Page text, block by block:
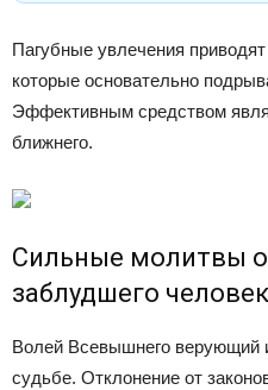
Пагубные увлечения
которые основательно
Эффективным средством
ближнего.
Сильные молитвы
заблудшего
Волей Всевышнего верующий
судьбе. Отклонение от